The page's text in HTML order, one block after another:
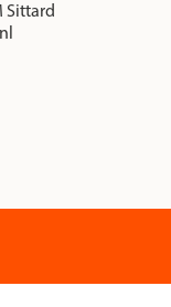
Sittard